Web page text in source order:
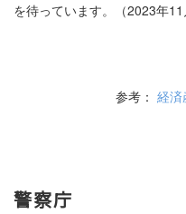
を待っています。（2023年11
参考： 経済
警察庁